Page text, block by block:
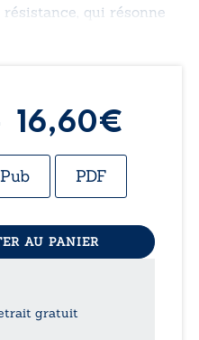
qui résonne
16,60€
de
PDF
AU PANIER
gratuit